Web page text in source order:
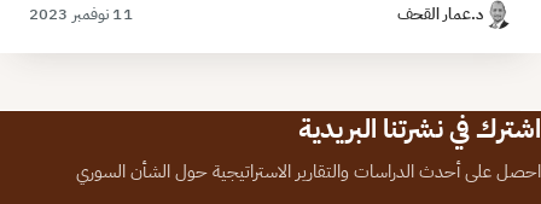
د.عمار القحف 11 نوفمبر 2023
في نشرتنا البريدية
على أحدث الدراسات والتقارير الاستراتيجية حول الشأن السوري